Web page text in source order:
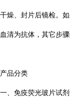
干燥、封片后镜检。
血清为抗体，其它步
产品分类
一、免疫荧光玻片试